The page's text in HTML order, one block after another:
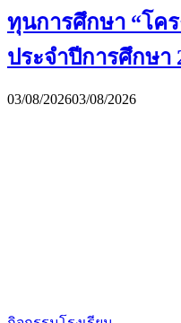
ทุนการศึกษา “โคร
ประจำปีการศึกษา
03/08/202603/08/2026